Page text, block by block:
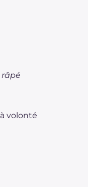
râpé
à volonté